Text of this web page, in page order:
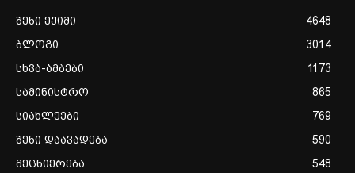
შენი ექიმი
4648
ბლოგი
3014
სხვა-ამბები
1173
სამინისტრო
865
სიახლეები
769
შენი დაავადება
590
მეცნიერება
548